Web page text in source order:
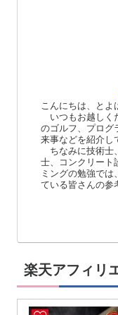
こんにちは、とよ
いつもお越しく
のゴルフ、プログ
来事などを紹介し
ちなみに技術士
士、コンクリート
ミングの勉強で
ている皆さんの参
楽天アフィリ